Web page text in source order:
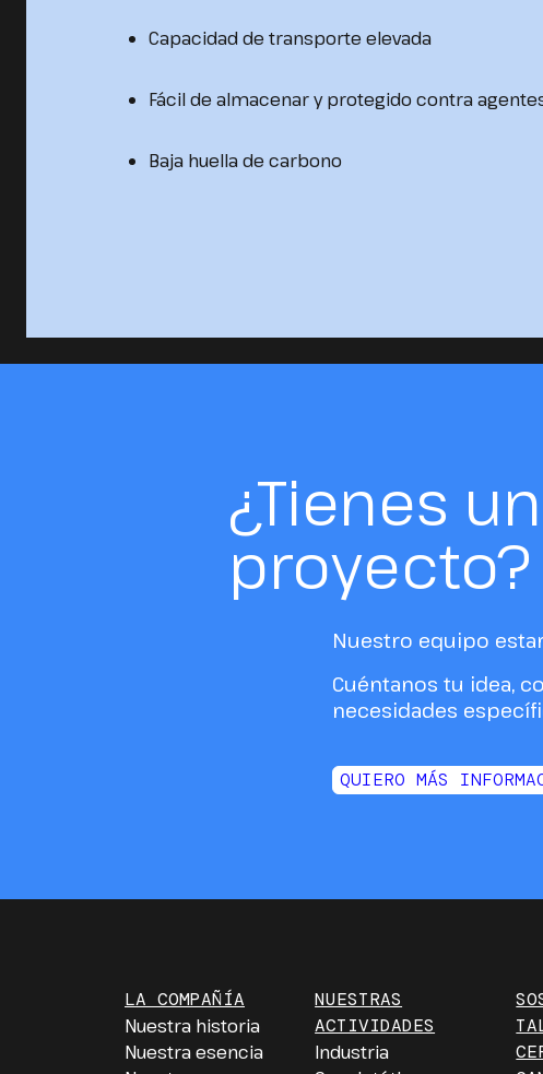
Capacidad de transporte elevada
Fácil de almacenar y protegido contra
Baja huella de carbono
¿Tienes un
proyecto?
Nuestro equipo
Cuéntanos tu idea,
necesidades
QUIERO MÁS
LA COMPAÑÍA
Nuestra historia
Nuestra esencia
NUESTRAS
ACTIVIDADES
Industria